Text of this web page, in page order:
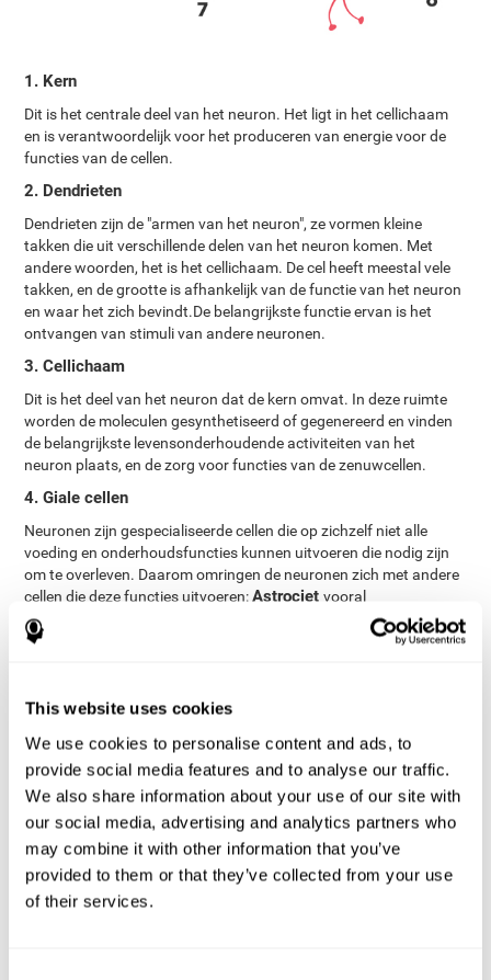
This website uses cookies
We use cookies to personalise content and ads, to
provide social media features and to analyse our traffic.
We also share information about your use of our site with
our social media, advertising and analytics partners who
may combine it with other information that you’ve
provided to them or that they’ve collected from your use
of their services.
1. Kern
Dit is het centrale deel van het neuron. Het ligt in het cellichaam
en is verantwoordelijk voor het produceren van energie voor de
functies van de cellen.
2. Dendrieten
Dendrieten zijn de "armen van het neuron", ze vormen kleine
takken die uit verschillende delen van het neuron komen. Met
andere woorden, het is het cellichaam. De cel heeft meestal vele
takken, en de grootte is afhankelijk van de functie van het neuron
en waar het zich bevindt.De belangrijkste functie ervan is het
ontvangen van stimuli van andere neuronen.
3. Cellichaam
Dit is het deel van het neuron dat de kern omvat. In deze ruimte
worden de moleculen gesynthetiseerd of gegenereerd en vinden
de belangrijkste levensonderhoudende activiteiten van het
neuron plaats, en de zorg voor functies van de zenuwcellen.
4. Giale cellen
Neuronen zijn gespecialiseerde cellen die op zichzelf niet alle
voeding en onderhoudsfuncties kunnen uitvoeren die nodig zijn
om te overleven. Daarom omringen de neuronen zich met andere
cellen die deze functies uitvoeren:Astrocietvooral
verantwoordelijk voor voeding, schoonmaken en onderhoud van
neuronen;
vooral verantwoordelijk voor het
heeft;Microgliavooral verantwoordelijk voor de
neuron homeostasis; Schwann celverantwoordelijk voor het
bedekken van de axonen van het perfiere zenuwstelsel met
myeline, zoals getoond in de afbeelding;Ependymociet
verantwoordelijk voor het bedekken van de hersenventrikels en
5. Myeline
Myeline is een materiaal samengesteld uit proteinen en lipiden.